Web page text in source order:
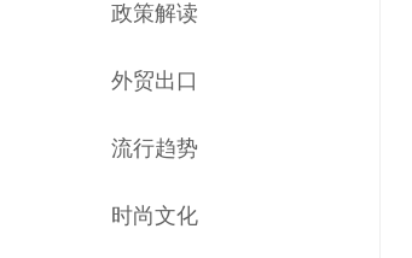
政策解读
外贸出口
流行趋势
时尚文化